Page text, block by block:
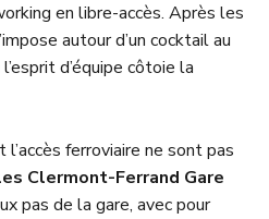
en libre-accès. Après les
autour d’un cocktail au
d’équipe côtoie la
ferroviaire ne sont pas
Clermont-Ferrand Gare
pas de la gare, avec pour